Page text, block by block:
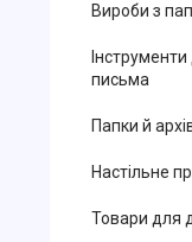
Вироби з
письма
Папки й
Настільне
Товари для